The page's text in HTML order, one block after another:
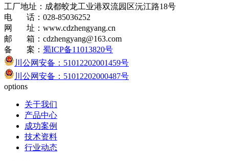
工厂地址：成都蛟龙工业港双流园区沅江路18号
电 话：028-85036252
网 址：www.cdzhengyang.cn
邮 箱：cdzhengyang@163.com
备 案： 蜀ICP备11013820号
川公网安备：51012202001459号
川公网安备：51012202000487号
options
关于我们
产品中心
成功案例
技术资料
行业动态